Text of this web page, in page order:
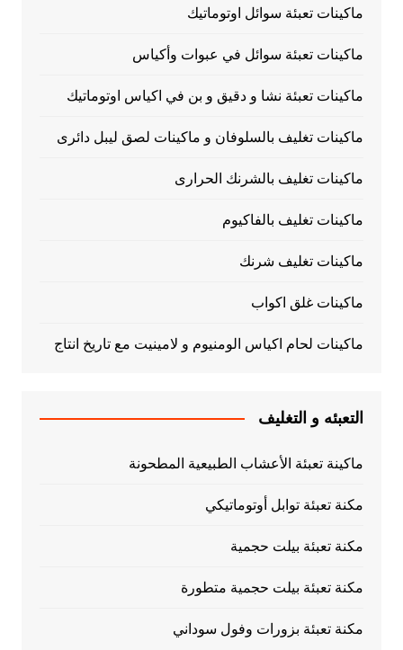
ماكينات تعبئة سوائل اوتوماتيك
ماكينات تعبئة سوائل في عبوات وأكياس
ماكينات تعبئة نشا و دقيق و بن في اكياس اوتوماتيك
ماكينات تغليف بالسلوفان و ماكينات لصق ليبل دائرى
ماكينات تغليف بالشرنك الحرارى
ماكينات تغليف بالفاكيوم
ماكينات تغليف شرنك
ماكينات غلق اكواب
ماكينات لحام اكياس الومنيوم و لامينيت مع تاريخ انتاج
التعبئه و التغليف
ماكينة تعبئة الأعشاب الطبيعية المطحونة
مكنة تعبئة توابل أوتوماتيكي
مكنة تعبئة بيلت حجمية
مكنة تعبئة بيلت حجمية متطورة
مكنة تعبئة بزورات وفول سوداني